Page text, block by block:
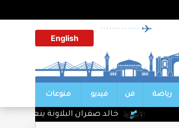
English
رياضة فن فيديو منوعات
خالد صفران البلاونة ينعي والدة